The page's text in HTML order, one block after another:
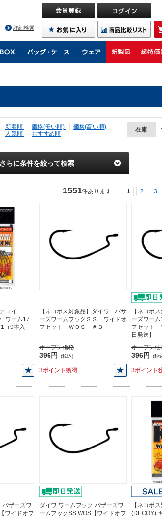
詳細検索
新着順 価格(安い順)
価格(高い順)
人気順
おすすめ順
在庫
さらに条件を絞って検索
1551件あります 1 2 3
コイ
･ワーム17
（9本入
【ネコポス対象品】ダイワ バサ
ーズワームフックＳＳ ワイドオ
フセット ＷＯＳ ＃３
オープン価格
396円 (税込)
3ポイント獲得
【ネコポ
ーズワー
フセット
日発送】
オープン価
396円 (税
3ポイント
バザーズワ
ワイドオフ
ダイワ ワームフック バザーズワ
ームフックSS WOS【ワイドオフ
【ネコポ
(DECOY)